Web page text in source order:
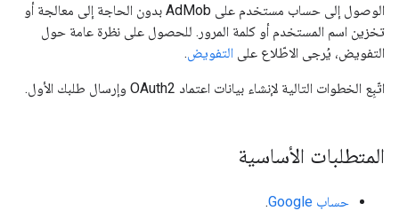
الوصول إلى حساب مستخدم على AdMob بدون الحاجة إلى معالجة أو
تخزين اسم المستخدم أو كلمة المرور. للحصول على نظرة عامة حول
التفويض، يُرجى الاطّلاع على التفويض.
اتّبِع الخطوات التالية لإنشاء بيانات اعتماد OAuth2 وإرسال طلبك الأول.
المتطلبات الأساسية
حساب Google
.